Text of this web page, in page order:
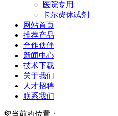
医院专用
卡尔费休试剂
网站首页
推荐产品
合作伙伴
新闻中心
技术下载
关于我们
人才招聘
联系我们
您当前的位置：